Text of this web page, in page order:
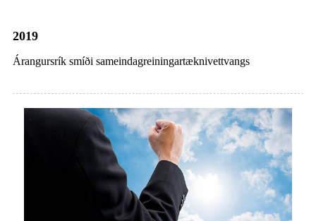
2019
Árangursrík smíði sameindagreiningartæknivettvangs